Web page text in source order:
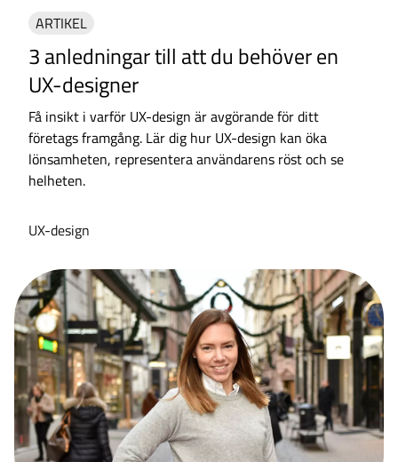
ARTIKEL
3 anledningar till att du behöver en
UX-designer
Få insikt i varför UX-design är avgörande för ditt
företags framgång. Lär dig hur UX-design kan öka
lönsamheten, representera användarens röst och se
helheten.
UX-design